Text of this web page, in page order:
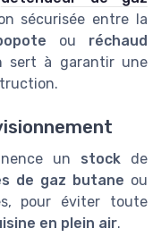
sécurisée entre la
ou réchaud
sert à garantir une
un stock de
de gaz butane ou
pour éviter toute
en plein air.